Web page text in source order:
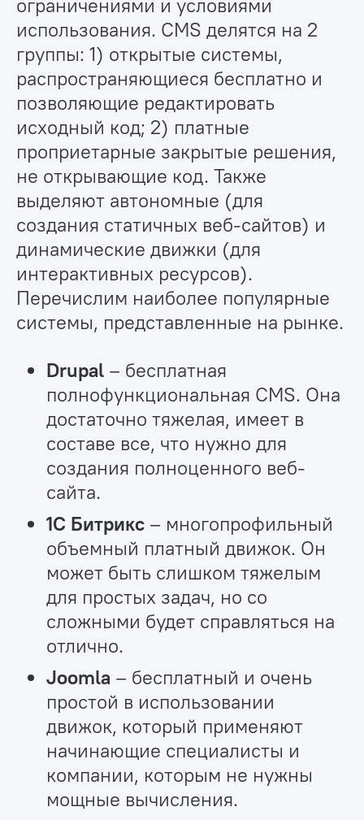
ограничениями и условиями
использования. CMS делятся на 2
группы: 1) открытые системы,
распространяющиеся бесплатно и
позволяющие редактировать
исходный код; 2) платные
проприетарные закрытые решения,
не открывающие код. Также
выделяют автономные (для
создания статичных веб-сайтов) и
динамические движки (для
интерактивных ресурсов).
Перечислим наиболее популярные
системы, представленные на рынке.
Drupal – бесплатная
полнофункциональная CMS. Она
достаточно тяжелая, имеет в
составе все, что нужно для
создания полноценного веб-
сайта.
1С Битрикс – многопрофильный
объемный платный движок. Он
может быть слишком тяжелым
для простых задач, но со
сложными будет справляться на
отлично.
Joomla – бесплатный и очень
простой в использовании
движок, который применяют
начинающие специалисты и
компании, которым не нужны
мощные вычисления.